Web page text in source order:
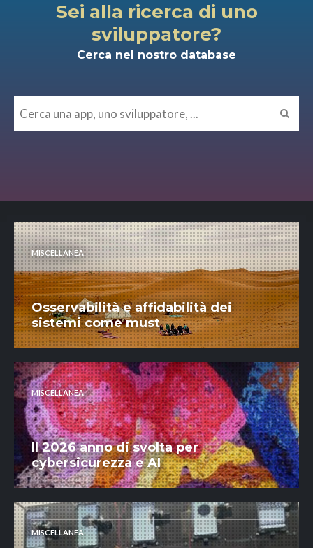
Sei alla ricerca di uno
sviluppatore?
Cerca nel nostro database
MISCELLANEA
Osservabilità e affidabilità dei
sistemi come must
MISCELLANEA
Il 2026 anno di svolta per
cybersicurezza e AI
MISCELLANEA